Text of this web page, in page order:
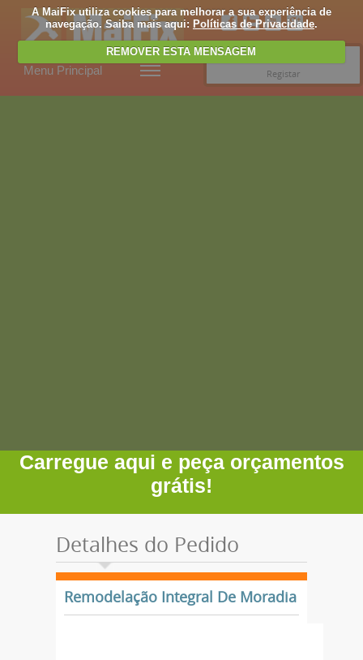
A MaiFix utiliza cookies para melhorar a sua experiência de
navegação. Saiba mais aqui: Políticas de Privacidade.
REMOVER ESTA MENSAGEM
Menu Principal
Registar
Carregue aqui e peça orçamentos
grátis!
Detalhes do Pedido
Remodelação Integral De Moradia